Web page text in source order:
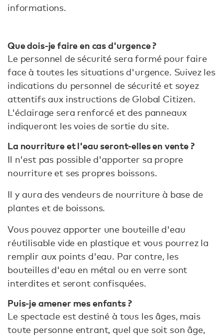
informations.
Que dois-je faire en cas d'urgence ?
Le personnel de sécurité sera formé pour faire
face à toutes les situations d'urgence. Suivez les
indications du personnel de sécurité et soyez
attentifs aux instructions de Global Citizen.
L'éclairage sera renforcé et des panneaux
indiqueront les voies de sortie du site.
La nourriture et l'eau seront-elles en vente ?
Il n'est pas possible d'apporter sa propre
nourriture et ses propres boissons.
Il y aura des vendeurs de nourriture à base de
plantes et de boissons.
Vous pouvez apporter une bouteille d'eau
réutilisable vide en plastique et vous pourrez la
remplir aux points d'eau. Par contre, les
bouteilles d'eau en métal ou en verre sont
interdites et seront confisquées.
Puis-je amener mes enfants ?
Le spectacle est destiné à tous les âges, mais
toute personne entrant, quel que soit son âge,